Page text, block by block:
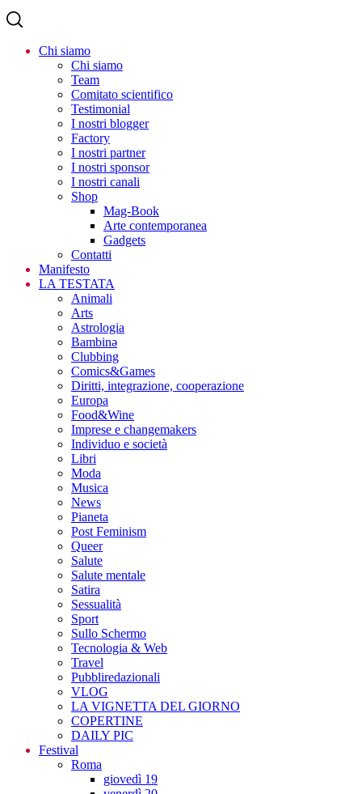
Chi siamo
Chi siamo
Team
Comitato scientifico
Testimonial
I nostri blogger
Factory
I nostri partner
I nostri sponsor
I nostri canali
Shop
Mag-Book
Arte contemporanea
Gadgets
Contatti
Manifesto
LA TESTATA
Animali
Arts
Astrologia
Bambinə
Clubbing
Comics&Games
Diritti, integrazione, cooperazione
Europa
Food&Wine
Imprese e changemakers
Individuo e società
Libri
Moda
Musica
News
Pianeta
Post Feminism
Queer
Salute
Salute mentale
Satira
Sessualità
Sport
Sullo Schermo
Tecnologia & Web
Travel
Pubbliredazionali
VLOG
LA VIGNETTA DEL GIORNO
COPERTINE
DAILY PIC
Festival
Roma
giovedì 19